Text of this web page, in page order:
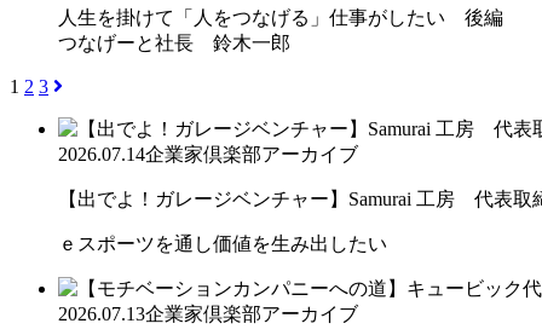
人生を掛けて「人をつなげる」仕事がしたい 後編
つなげーと社長 鈴木一郎
1 2 3
2026.07.14企業家倶楽部アーカイブ
【出でよ！ガレージベンチャー】Samurai 工房 代表取
ｅスポーツを通し価値を生み出したい
2026.07.13企業家倶楽部アーカイブ